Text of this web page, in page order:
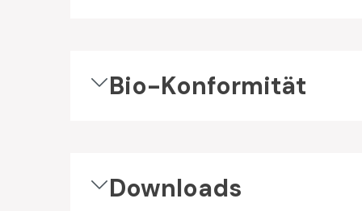
Bio-Konformität
Downloads